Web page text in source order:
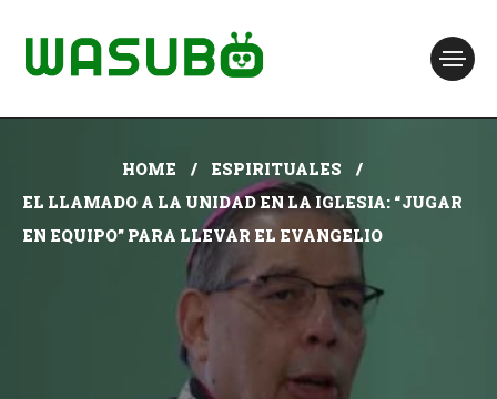
HOME
ESPIRITUALES
EL LLAMADO A LA UNIDAD EN LA IGLESIA: “JUGAR
EN EQUIPO” PARA LLEVAR EL EVANGELIO